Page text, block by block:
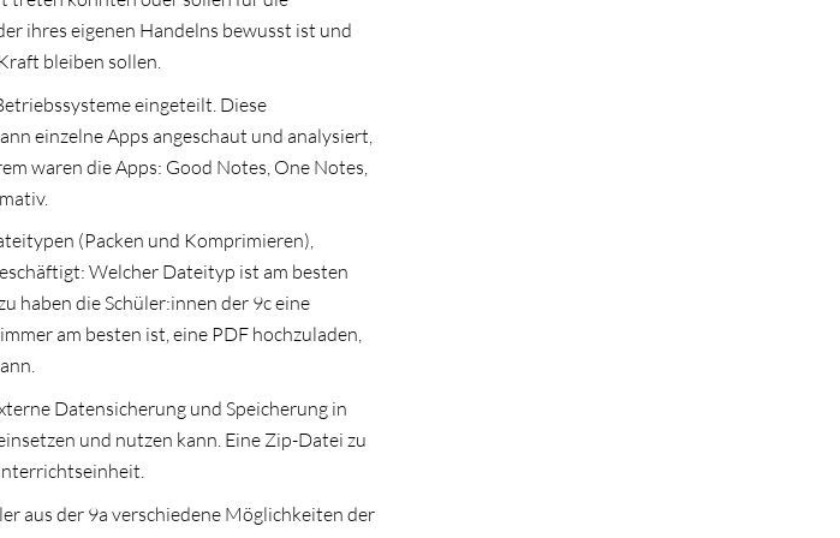
ihres eigenen Handelns bewusst ist und
bleiben sollen.
eingeteilt. Diese
einzelne Apps angeschaut und analysiert,
waren die Apps: Good Notes, One Notes,
(Packen und Komprimieren),
Welcher Dateityp ist am besten
haben die Schüler:innen der 9c eine
am besten ist, eine PDF hochzuladen,
Datensicherung und Speicherung in
und nutzen kann. Eine Zip-Datei zu
aus der 9a verschiedene Möglichkeiten der